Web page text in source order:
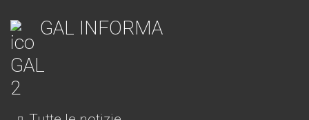
GAL INFORMA